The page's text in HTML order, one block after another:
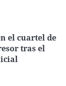
el cuartel de
tras el